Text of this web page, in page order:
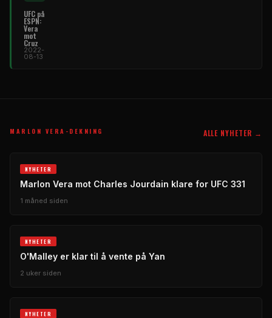
UFC på
ESPN:
Vera
mot
Cruz
2022-
08-13
MARLON VERA-DEKNING ALLE NYHETER →
NYHETER
Marlon Vera mot Charles Jourdain klare for UFC 331
1 måned siden
NYHETER
O'Malley er klar til å vente på Yan
2 uker siden
NYHETER